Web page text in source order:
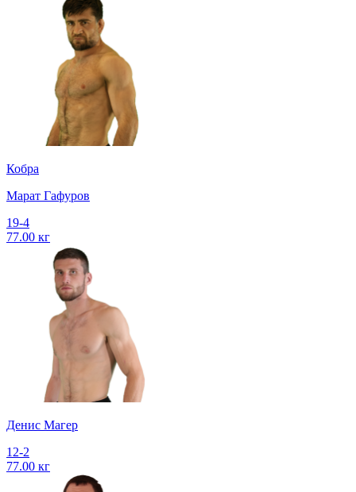
Кобра
Марат Гафуров
19-4
77.00 кг
Денис Магер
12-2
77.00 кг